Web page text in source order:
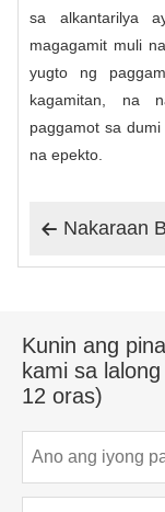
sa alkantarilya
magagamit muli
yugto ng
kagamitan, na
paggamot sa
na epekto.
 Nakaraan
Kunin ang
kami sa
12 oras)